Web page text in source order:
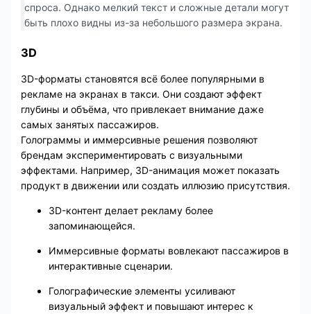
спроса. Однако мелкий текст и сложные детали могут
быть плохо видны из-за небольшого размера экрана.
3D
3D-форматы становятся всё более популярными в
рекламе на экранах в такси. Они создают эффект
глубины и объёма, что привлекает внимание даже
самых занятых пассажиров.
Голограммы и иммерсивные решения позволяют
брендам экспериментировать с визуальными
эффектами. Например, 3D-анимация может показать
продукт в движении или создать иллюзию присутствия.
3D-контент делает рекламу более
запоминающейся.
Иммерсивные форматы вовлекают пассажиров в
интерактивные сценарии.
Голографические элементы усиливают
визуальный эффект и повышают интерес к